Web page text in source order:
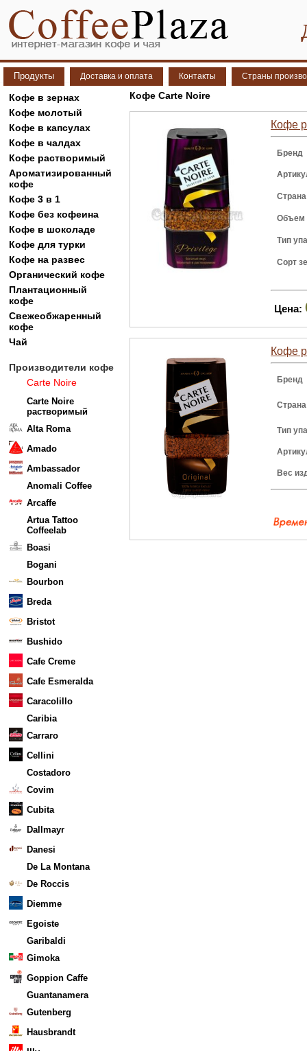
Продукты Доставка и оплата Контакты Страны
Кофе в зернах
Кофе молотый
Кофе в капсулах
Кофе в чалдах
Кофе растворимый
Ароматизированный
кофе
Кофе 3 в 1
Кофе без кофеина
Кофе в шоколаде
Кофе для турки
Кофе на развес
Органический кофе
Плантационный
кофе
Свежеобжаренный
кофе
Чай
Производители кофе
Carte Noire
Carte Noire
растворимый
Alta Roma
Amado
Ambassador
Anomali Coffee
Arcaffe
Artua Tattoo
Coffeelab
Boasi
Bogani
Bourbon
Breda
Bristot
Bushido
Cafe Creme
Cafe Esmeralda
Caracolillo
Caribia
Carraro
Cellini
Costadoro
Covim
Cubita
Dallmayr
Danesi
De La Montana
De Roccis
Diemme
Egoiste
Garibaldi
Gimoka
Goppion Caffe
Guantanamera
Gutenberg
Hausbrandt
Кофе Carte Noire
Кофе
Бренд
Объем
Тип
Сорт
Цена:
Кофе
Бренд
Тип
Вес